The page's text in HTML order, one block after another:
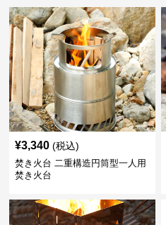
¥3,340 (税込)
焚き火台 二重構造円筒型一人用
焚き火台